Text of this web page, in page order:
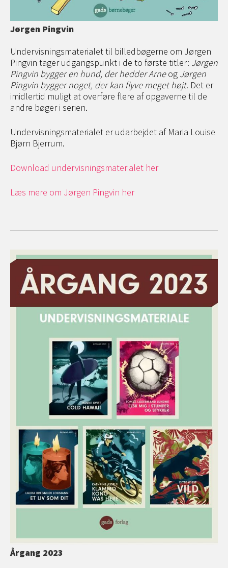
Jørgen Pingvin
Undervisningsmaterialet til billedbøgerne om Jørgen
Pingvin tager udgangspunkt i de to første titler: Jørgen
Pingvin bygger en hund, der hedder Arneog Jørgen
Pingvin bygger noget, der kan flyve meget højt. Det er
imidlertid muligt at overføre flere af opgaverne til de
andre bøger i serien.
Undervisningsmaterialet er udarbejdet af Maria Louise
Bjørn Bjerrum.
Download undervisningsmaterialet her
Læs mere om Jørgen Pingvin her
Årgang 2023